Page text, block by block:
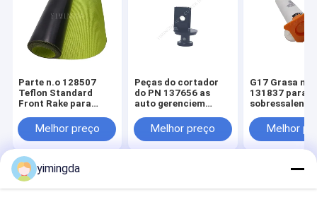
Parte n.o 128507
Teflon Standard
Front Rake para
Q80, IX Máquina de
corte automático
Melhor preço
Peças do cortador
do PN 137656 as
auto gerenciem
peças do cortador de
Robbin Q80
Melhor preço
G17 Grasa n.o
131837 para
automático
Melhor
Site
Conosco
Site
yimingda